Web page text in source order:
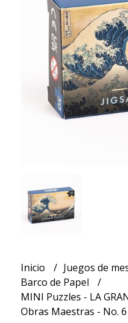
Inicio Juegos de
Barco de Papel
MINI Puzzles - LA
Obras Maestras - No. 6